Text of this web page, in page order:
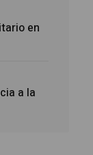
en
a la